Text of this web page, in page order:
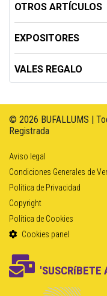
OTROS ARTÍCULOS
EXPOSITORES
VALES REGALO
© 2026 BUFALLUMS |
Registrada
Aviso legal
Condiciones Generales de
Política de Privacidad
Copyright
Política de Cookies
Cookies panel
'SUSCRíBETE